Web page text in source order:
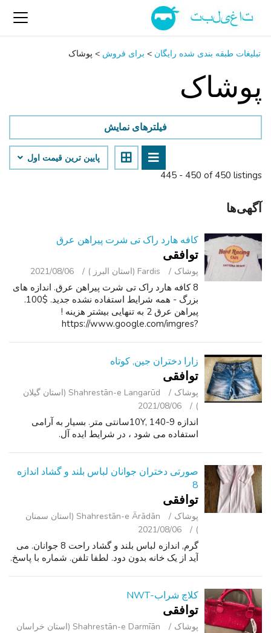
تبلیغات طبقه بندی شده رایگان > برای فروش > پوشاک
پوشاک
445 - 450 of 450 listings
فیلترهای نمایش
پایین ‌ترین قیمت اول
آگهی‌ها
کافه هارد راک تی شرت پیراهن عرق
توافقی
پوشاک Fardis (استان البرز ) 2021/08/06
8 کافه هارد راک تی شرت پیراهن عرق. اندازه های
بزرگ - همه شرایط استفاده نشده جدید. $100.
پیراهن عرق 2 به تنهایی بیشتر هزینه !
https://www.google.com/imgres?
mage%2Fcache%3Dexp...
زارا دختران جین, کوتاه
توافقی
پوشاک
Shahrestān-e Langarūd (استان گیلان
)
2021/08/06
اندازه 9-10Y, 140سانتی متر. بسیار به آرامی
استفاده می شود ، در شرایط ایده آل.
صورتی دختران جوانان لباس بلند و گشاد اندازه
8
توافقی
پوشاک
Shahrestān-e Ārādān (استان سمنان
)
2021/08/06
گرم, اندازه لباس بلند و گشاد راحت 8 جوانان. می
آید از یک خانه بدون دود. لطفا تلفن. شماره با پاسخ.
کلاچ شراب-NWT
توافقی
پوشاک
Shahrestān-e Darmīān (استان خراسان